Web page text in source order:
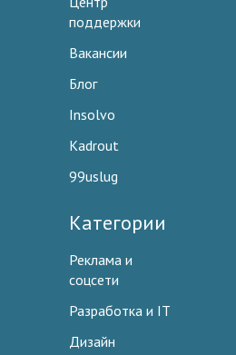
поддержки
Вакансии
Блог
Insolvo
Kadrout
99uslug
Категории
Реклама и
соцсети
Разработка и IT
Дизайн